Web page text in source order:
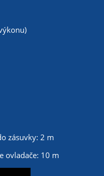
zásuvky: 2 m
ovladače: 10 m